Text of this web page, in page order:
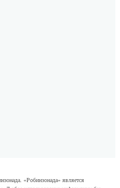
«Робинзонада» является